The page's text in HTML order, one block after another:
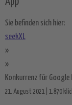
Sie befinden sich hier:
seekXL
»
»
Konkurrenz für Google
21. August 2021 | 1.870